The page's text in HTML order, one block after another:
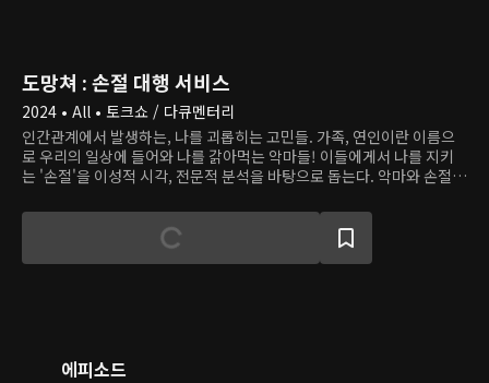
도망쳐 : 손절 대행 서비스
2024 • All • 토크쇼 / 다큐멘터리
인간관계에서 발생하는, 나를 괴롭히는 고민들. 가족, 연인이란 이름으
로 우리의 일상에 들어와 나를 갉아먹는 악마들! 이들에게서 나를 지키
는 '손절'을 이성적 시각, 전문적 분석을 바탕으로 돕는다. 악마와 손절할
에피소드